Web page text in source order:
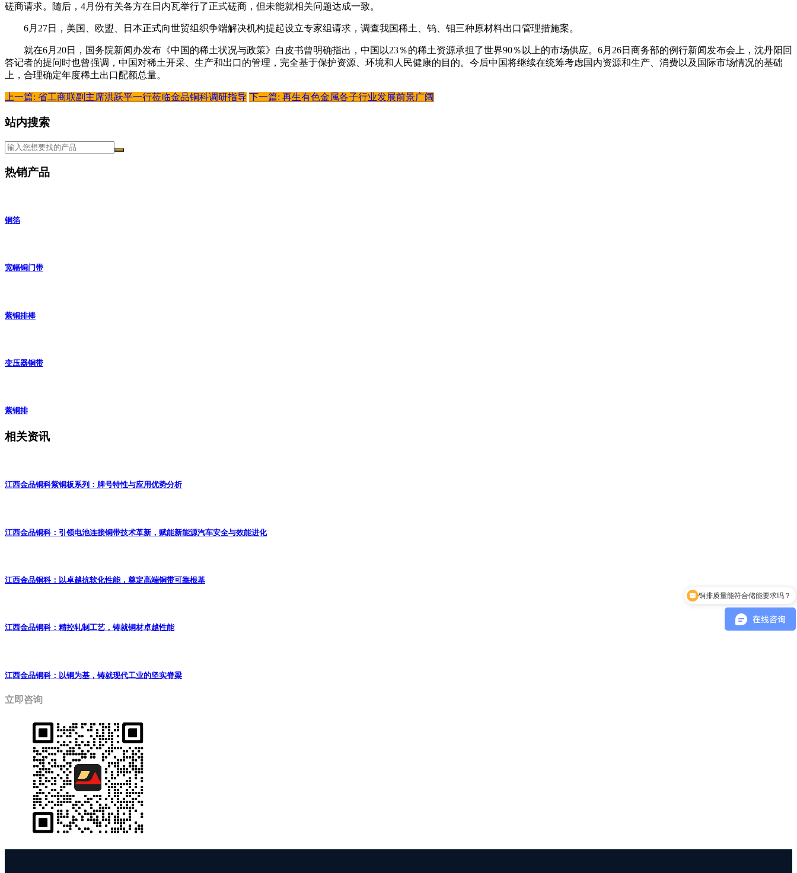
磋商请求。随后，4月份有关各方在日内瓦举行了正式磋商，但未能就相关问题达成一致。
6月27日，美国、欧盟、日本正式向世贸组织争端解决机构提起设立专家组请求，调查我国稀土、钨、钼三种原材料出口管理措施案。
就在6月20日，国务院新闻办发布《中国的稀土状况与政策》白皮书曾明确指出，中国以23％的稀土资源承担了世界90％以上的市场供应。6月26日商务部的例行新闻发布会上，沈丹阳回
答记者的提问时也曾强调，中国对稀土开采、生产和出口的管理，完全基于保护资源、环境和人民健康的目的。今后中国将继续在统筹考虑国内资源和生产、消费以及国际市场情况的基础
上，合理确定年度稀土出口配额总量。
上一篇: 省工商联副主席洪跃平一行莅临金品铜科调研指导 下一篇: 再生有色金属各子行业发展前景广阔
站内搜索
热销产品
铜箔
宽幅铜门带
紫铜排棒
变压器铜带
紫铜排
相关资讯
江西金品铜科紫铜板系列：牌号特性与应用优势分析
江西金品铜科：引领电池连接铜带技术革新，赋能新能源汽车安全与效能进化
江西金品铜科：以卓越抗软化性能，奠定高端铜带可靠根基
江西金品铜科：精控轧制工艺，铸就铜材卓越性能
江西金品铜科：以铜为基，铸就现代工业的坚实脊梁
立即咨询
今日铜价？